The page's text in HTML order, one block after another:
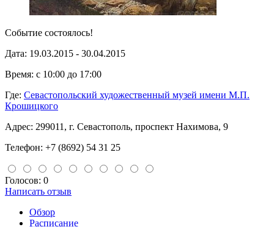
Событие состоялось!
Дата: 19.03.2015 - 30.04.2015
Время: с 10:00 до 17:00
Где: Севастопольский художественный музей имени М.П.
Крошицкого
Адрес: 299011, г. Севастополь, проспект Нахимова, 9
Телефон: +7 (8692) 54 31 25
Голосов: 0
Написать отзыв
Обзор
Расписание